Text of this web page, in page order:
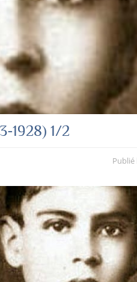
1928) 1/2
Publié